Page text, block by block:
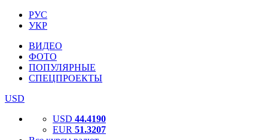
РУС
УКР
ВИДЕО
ФОТО
ПОПУЛЯРНЫЕ
СПЕЦПРОЕКТЫ
USD
USD 44.4190
EUR 51.3207